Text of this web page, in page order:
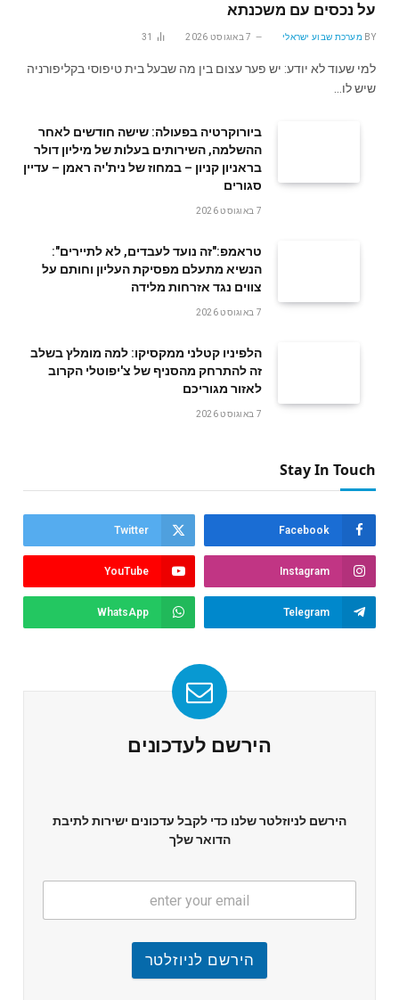
על נכסים עם משכנתא
BY מערכת שבוע ישראלי 7 באוגוסט 2026 31
למי שעוד לא יודע: יש פער עצום בין מה שבעל בית טיפוסי בקליפורניה
שיש לו…
ביורוקרטיה בפעולה: שישה חודשים לאחר
ההשלמה, השירותים בעלות של מיליון דולר
בראניון קניון – במחוז של נית'יה ראמן – עדיין
סגורים
7 באוגוסט 2026
טראמפ:"זה נועד לעבדים, לא לתיירים":
הנשיא מתעלם מפסיקת העליון וחותם על
צווים נגד אזרחות מלידה
7 באוגוסט 2026
הלפיניו קטלני ממקסיקו: למה מומלץ בשלב
זה להתרחק מהסניף של צ'יפוטלי הקרוב
לאזור מגוריכם
7 באוגוסט 2026
Stay In Touch
Facebook
Twitter
Instagram
YouTube
Telegram
WhatsApp
הירשם לעדכונים
הירשם לניוזלטר שלנו כדי לקבל עדכונים ישירות לתיבת
הדואר שלך
הירשם לניוזלטר